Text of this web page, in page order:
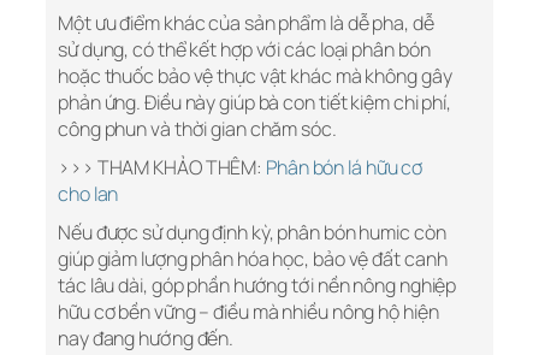
Một ưu điểm khác của sản phẩm là dễ pha, dễ
sử dụng, có thể kết hợp với các loại phân bón
hoặc thuốc bảo vệ thực vật khác mà không gây
phản ứng. Điều này giúp bà con tiết kiệm chi phí,
công phun và thời gian chăm sóc.
>>> THAM KHẢO THÊM: Phân bón lá hữu cơ
cho lan
Nếu được sử dụng định kỳ, phân bón humic còn
giúp giảm lượng phân hóa học, bảo vệ đất canh
tác lâu dài, góp phần hướng tới nền nông nghiệp
hữu cơ bền vững – điều mà nhiều nông hộ hiện
nay đang hướng đến.